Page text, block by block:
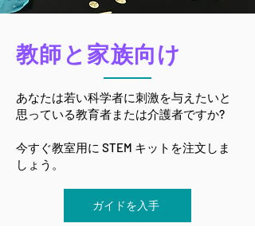
教師と家族向け
あなたは若い科学者に刺激を与えたいと
思っている教育者または介護者ですか?
今すぐ教室用に STEM キットを注文しま
しょう。
ガイドを入手